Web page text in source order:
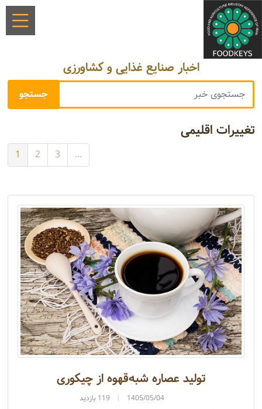
اخبار صنایع غذایی و کشاورزی
تغییرات اقلیمی
1 2 3 ...
تولید عصاره شبه‌قهوه از چیکوری
1405/05/04 119 بازدید